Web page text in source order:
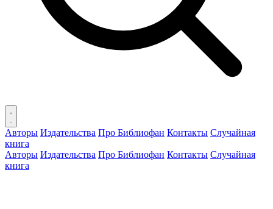
Авторы Издательства Про Библиофан Контакты Случайная
книга
Авторы Издательства Про Библиофан Контакты Случайная
книга